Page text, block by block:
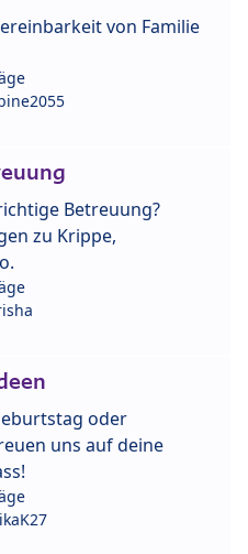
von Familie
Betreuung?
zu Krippe,
oder
uns auf deine